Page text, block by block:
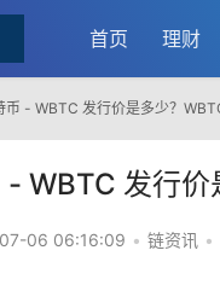
首页 理财
币 - WBTC 发行价是多少？
WBTC 发行价
06 06:16:09 • 链资讯 •